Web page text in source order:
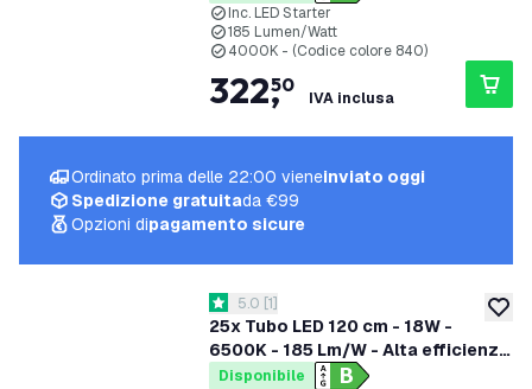
Inc. LED Starter
185 Lumen/Watt
4000K - (Codice colore 840)
322,
50
IVA inclusa
25x Tubo LED 120 cm - 18W -
6500K - 185 Lm/W - Alta efficienza
- Etichetta energetica B
apri il cassetto delle recensioni
5 stelle di valutazione
5.0 [1]
Disponibile
Ordinato prima delle 22:00 vieneinviato oggi
Spedizione gratuitada €99
Opzioni dipagamento sicure